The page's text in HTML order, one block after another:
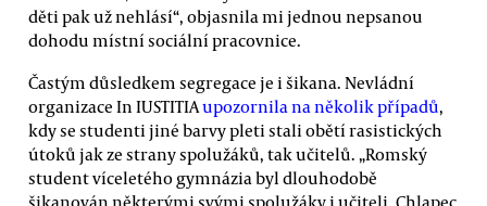
děti pak už nehlásí“, objasnila mi jednou nepsanou
dohodu místní sociální pracovnice.
Častým důsledkem segregace je i šikana. Nevládní
organizace In IUSTITIAupozornila na několik případů,
kdy se studenti jiné barvy pleti stali obětí rasistických
útoků jak ze strany spolužáků, tak učitelů. „Romský
student víceletého gymnázia byl dlouhodobě
šikanován některými svými spolužáky i učiteli. Chlapec